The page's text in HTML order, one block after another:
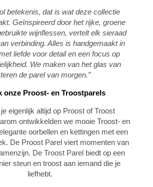
betekenis, dat is wat deze collectie
Geïnspireerd door het rijke, groene
wijnflessen, vertelt elk sieraad
verbinding. Alles is handgemaakt in
liefde voor detail en een focus op
We maken van het glas van
de parel van morgen.”
onze Proost- en Troostparels
eigenlijk altijd op Proost of Troost
ontwikkelden we mooie Troost- en
oorbellen en kettingen met een
De Proost Parel viert momenten van
De Troost Parel biedt op een
steun en troost aan iemand die je
liefhebt.